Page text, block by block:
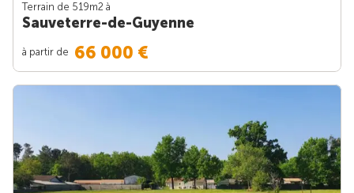
Terrain de 519m2 à
Sauveterre-de-Guyenne
à partir de 66 000 €